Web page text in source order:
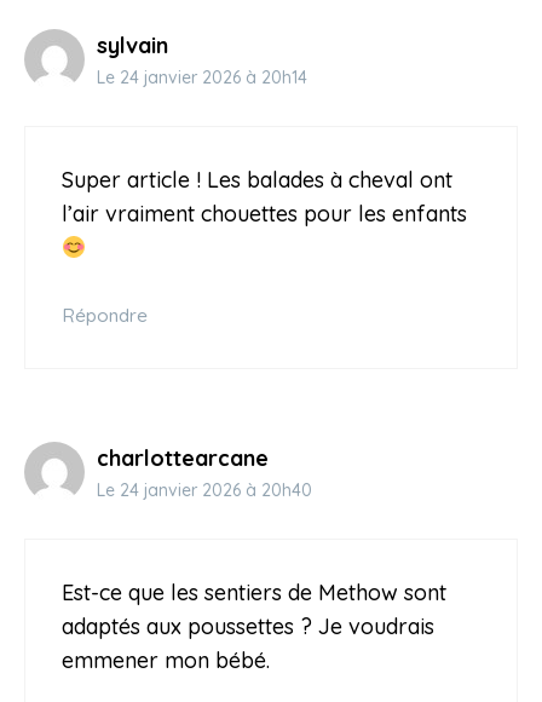
sylvain
Le 24 janvier 2026 à 20h14
Super article ! Les balades à cheval ont
l’air vraiment chouettes pour les enfants
Répondre
charlottearcane
Le 24 janvier 2026 à 20h40
Est-ce que les sentiers de Methow sont
adaptés aux poussettes ? Je voudrais
emmener mon bébé.